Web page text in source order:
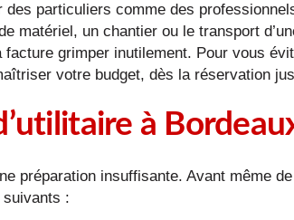
particuliers comme des
matériel, un chantier ou le transport
grimper inutilement. Pour vous
votre budget, dès la réservation
à
préparation insuffisante. Avant même
suivants :